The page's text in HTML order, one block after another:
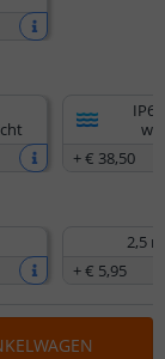
+€ 38,50
2,5
+€ 5,95